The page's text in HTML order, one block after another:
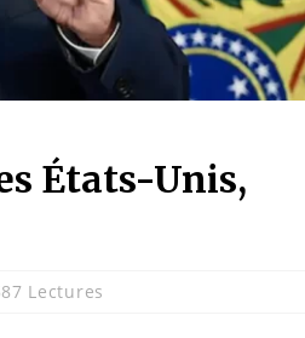
États-Unis,
Lectures